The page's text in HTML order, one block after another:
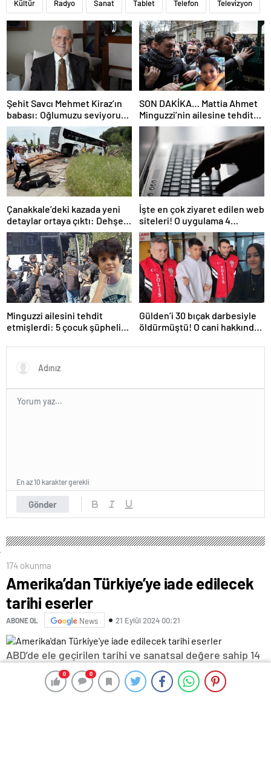
0 0
Kültür Radyo Sanat Tablet Telefon Televizyon
Şehit Savcı Mehmet Kiraz’ın
babası: Oğlumuzu seviyoruz
ama devletimizi oğlumuzdan
da çok seviyoruz
SON DAKİKA… Mattia Ahmet
Minguzzi’nin ailesine tehdit
davasında yeni gelişme: İşte
5 şüpheli hakkında istenen
ceza!
Çanakkale’deki kazada yeni
detaylar ortaya çıktı: Dehşet
kamyonunun suç dosyası
kabarık!
İşte en çok ziyaret edilen web
siteleri! O uygulama 4
basamak birden yükseldi: İlk
sırada…
Minguzzi ailesini tehdit
etmişlerdi: 5 çocuk şüpheli
oldu
Gülden’i 30 bıçak darbesiyle
öldürmüştü! O cani hakkında
donduran detaylar…
Gönder
En az 10 karakter gerekli
174 okunma
Amerika’dan Türkiye’ye iade edilecek
tarihi eserler
ABONE OL News 21 Eylül 2024 00:21
0 0
ABD’de ele geçirilen tarihi ve sanatsal değere sahip 14
eserin Türkiye’ye iadesi kapsamında New York
Türkevi’nde devir teslim töreni düzenlendi.